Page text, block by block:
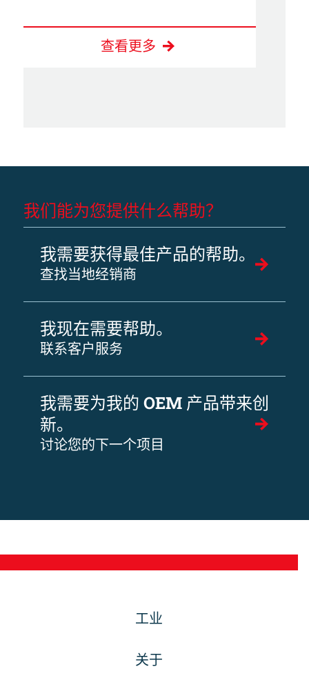
查看更多
我们能为您提供什么帮助？
我需要获得最佳产品的帮助。
查找当地经销商
我现在需要帮助。
联系客户服务
我需要为我的 OEM 产品带来创
新。
讨论您的下一个项目
工业
关于